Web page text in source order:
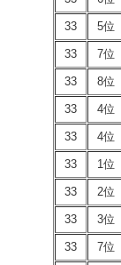
33 5位
33 7位
33 8位
33 4位
33 4位
33 1位
33 2位
33 3位
33 7位